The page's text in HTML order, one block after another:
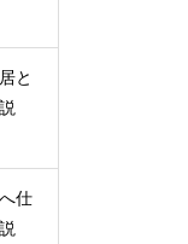
と
仕